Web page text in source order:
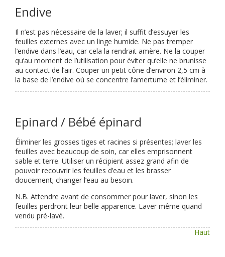
Endive
Il n’est pas nécessaire de la laver; il suffit d’essuyer les
feuilles externes avec un linge humide. Ne pas tremper
l’endive dans l’eau, car cela la rendrait amère. Ne la couper
qu’au moment de l’utilisation pour éviter qu’elle ne brunisse
au contact de l’air. Couper un petit cône d’environ 2,5 cm à
la base de l’endive où se concentre l’amertume et l’éliminer.
Epinard / Bébé épinard
Éliminer les grosses tiges et racines si présentes; laver les
feuilles avec beaucoup de soin, car elles emprisonnent
sable et terre. Utiliser un récipient assez grand afin de
pouvoir recouvrir les feuilles d’eau et les brasser
doucement; changer l’eau au besoin.
N.B. Attendre avant de consommer pour laver, sinon les
feuilles perdront leur belle apparence. Laver même quand
vendu pré-lavé.
Haut